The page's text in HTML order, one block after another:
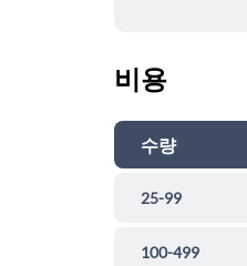
비용
수량
25-99
100-499